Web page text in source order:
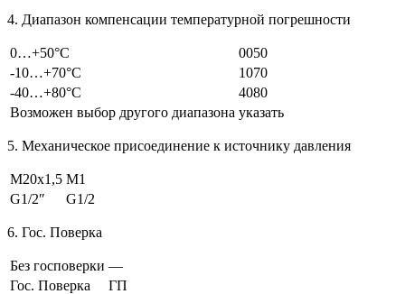
4. Диапазон компенсации температурной погрешности
0…+50°С
0050
-10…+70°С
1070
-40…+80°С
4080
Возможен выбор другого диапазона указать
5. Механическое присоединение к источнику давления
М20х1,5 M1
G1/2″
G1/2
6. Гос. Поверка
Без госповерки —
Гос. Поверка
ГП